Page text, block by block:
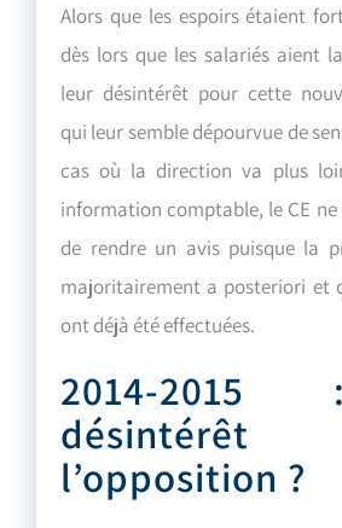
Alors que les espoirs étaient
dès lors que les salariés aient
leur désintérêt pour cette
qui leur semble dépourvue de
cas où la direction va plus
information comptable, le CE
de rendre un avis puisque la
majoritairement a posteriori et
ont déjà été effectuées.
2014-
l’opposition ?